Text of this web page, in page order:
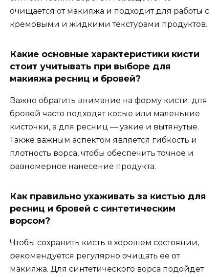
очищается от макияжа и подходит для работы с
кремовыми и жидкими текстурами продуктов.
Какие основные характеристики кисти
стоит учитывать при выборе для
макияжа ресниц и бровей?
Важно обратить внимание на форму кисти: для
бровей часто подходят косые или маленькие
кисточки, а для ресниц — узкие и вытянутые.
Также важным аспектом является гибкость и
плотность ворса, чтобы обеспечить точное и
равномерное нанесение продукта.
Как правильно ухаживать за кистью для
ресниц и бровей с синтетическим
ворсом?
Чтобы сохранить кисть в хорошем состоянии,
рекомендуется регулярно очищать ее от
макияжа. Для синтетического ворса подойдет